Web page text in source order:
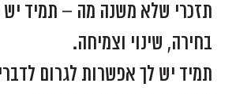
תזכרי שלא משנה מה – תמיד
בחירה, שינוי וצמיחה.
תמיד יש לך אפשרות לגרום